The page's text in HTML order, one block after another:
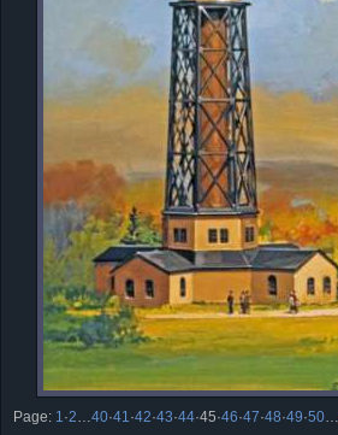
Page: 1 ·2 40·41 ·42·43·44·45·46·47·48·49·50